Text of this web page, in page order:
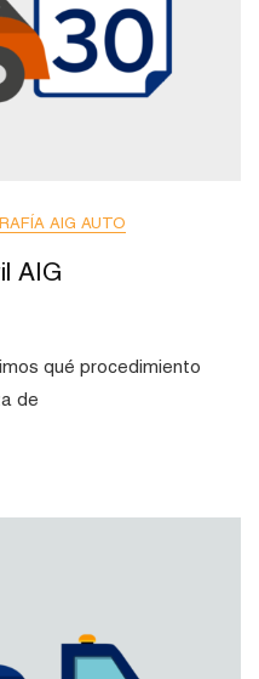
AIG AUTO
AIG
qué procedimiento
de